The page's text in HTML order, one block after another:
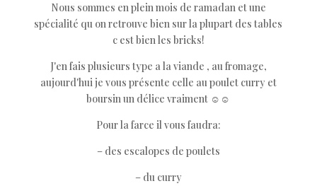
Nous sommes en plein mois de ramadan et une
spécialité qu on retrouve bien sur la plupart des tables
c est bien les bricks!
J'en fais plusieurs type a la viande , au fromage,
aujourd'hui je vous présente celle au poulet curry et
boursin un délice vraiment ☺️☺️
Pour la farce il vous faudra:
– des escalopes de poulets
– du curry